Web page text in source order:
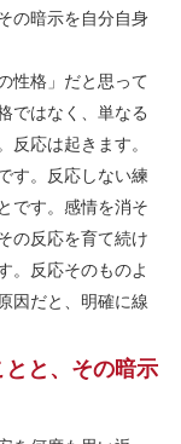
の暗示を自分自身
性格」だと思って
ではなく、単なる
応は起きます。
す。反応しない練
です。感情を消そ
の反応を育て続け
。反応そのものよ
因だと、明確に線
と、その暗示